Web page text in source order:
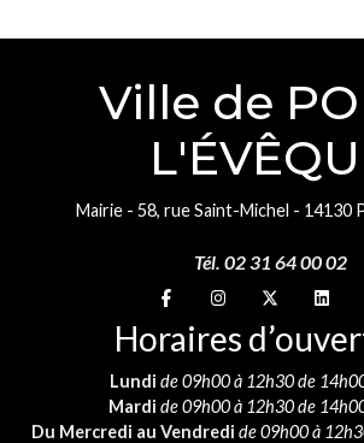
Ville de
Mairie - 58, rue Saint-Michel - 14130
Tél. 02 31 64 00 02
Suivez-nous sur
Suivez-nous sur
Suivez-nous
Horaires
Lundi de 09h00 à 12h30 de
Mardi de 09h00 à 12h30 de
Du Mercredi au Vendredi de 09h00 à